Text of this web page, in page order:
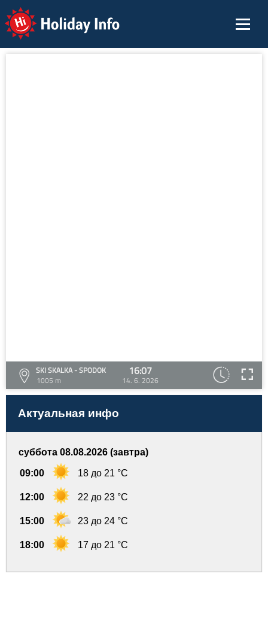
Holiday Info
SKI SKALKA - SPODOK
1005 m
16:07
14. 6. 2026
Актуальная инфо
суббота 08.08.2026 (завтра)
09:00 18 до 21 °C
12:00 22 до 23 °C
15:00 23 до 24 °C
18:00 17 до 21 °C